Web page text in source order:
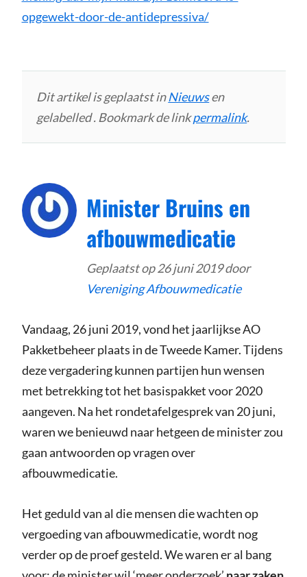
opgewekt-door-de-antidepressiva/
Dit artikel is geplaatst inNieuwsen
gelabelled . Bookmark de linkpermalink.
Minister Bruins en
afbouwmedicatie
Geplaatst op26 juni 2019door
Vereniging Afbouwmedicatie
Vandaag, 26 juni 2019, vond het jaarlijkse AO
Pakketbeheer plaats in de Tweede Kamer. Tijdens
deze vergadering kunnen partijen hun wensen
met betrekking tot het basispakket voor 2020
aangeven. Na het rondetafelgesprek van 20 juni,
waren we benieuwd naar hetgeen de minister zou
gaan antwoorden op vragen over
afbouwmedicatie.
Het geduld van al die mensen die wachten op
vergoeding van afbouwmedicatie, wordt nog
verder op de proef gesteld. We waren er al bang